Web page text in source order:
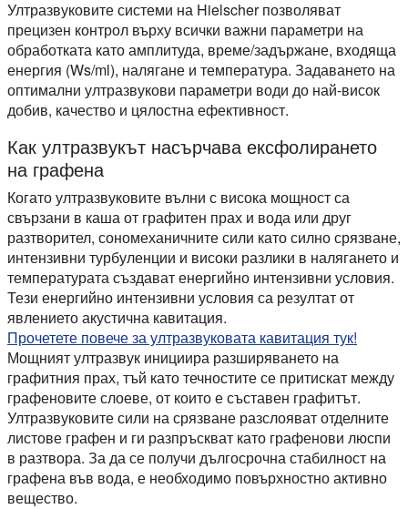
Ултразвуковите системи на Hielscher позволяват
прецизен контрол върху всички важни параметри на
обработката като амплитуда, време/задържане, входяща
енергия (Ws/ml), налягане и температура. Задаването на
оптимални ултразвукови параметри води до най-висок
добив, качество и цялостна ефективност.
Как ултразвукът насърчава ексфолирането
на графена
Когато ултразвуковите вълни с висока мощност са
свързани в каша от графитен прах и вода или друг
разтворител, сономеханичните сили като силно срязване,
интензивни турбуленции и високи разлики в налягането и
температурата създават енергийно интензивни условия.
Тези енергийно интензивни условия са резултат от
явлението акустична кавитация.
Прочетете повече за ултразвуковата кавитация тук!
Мощният ултразвук инициира разширяването на
графитния прах, тъй като течностите се притискат между
графеновите слоеве, от които е съставен графитът.
Ултразвуковите сили на срязване разслояват отделните
листове графен и ги разпръскват като графенови люспи
в разтвора. За да се получи дългосрочна стабилност на
графена във вода, е необходимо повърхностно активно
вещество.